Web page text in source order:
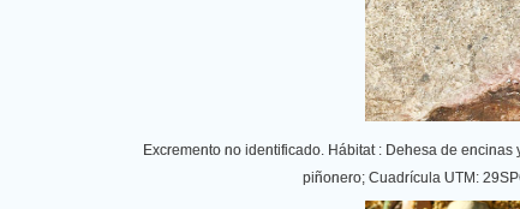
Excremento no identificado. Hábitat : Dehesa de
piñonero; Cuadrícula UTM: